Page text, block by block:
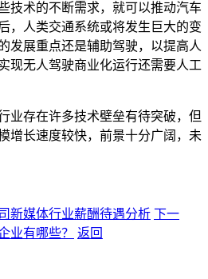
技术的不断需求，就可以推动汽车
，人类交通系统或将发生巨大的变
发展重点还是辅助驾驶，以提高人
现无人驾驶商业化运行还需要人工
业存在许多技术壁垒有待突破，但
增长速度较快，前景十分广阔，未
新媒体行业薪酬待遇分析 下一
业有哪些？
返回